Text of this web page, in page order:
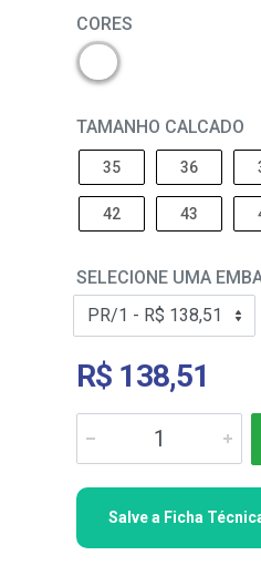
CORES
TAMANHO CALCADO
35 36
42 43
SELECIONE UMA
R$ 138,51
Salve a Ficha